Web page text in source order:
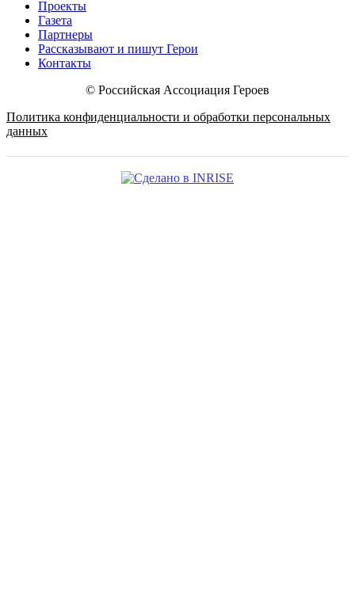
Проекты
Газета
Партнеры
Рассказывают и пишут Герои
Контакты
© Российская Ассоциация Героев
Политика конфиденциальности и обработки персональных
данных